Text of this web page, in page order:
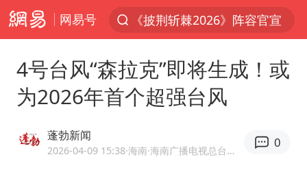
网易号
上半年我国经营主体结构持续优化
杭州机场已取消航班388架次
中国籍豪华游艇富商之子在泰国被杀
4号台风“森拉克”即将生成！或
为2026年首个超强台风
蓬勃新闻
2026-04-09 15:38·海南 ·海南广播电视总台《直播海南》栏目官方网易号
0